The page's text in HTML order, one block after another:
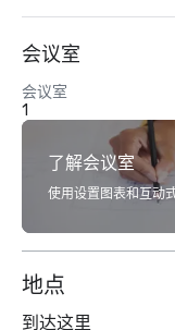
会议室
会议室
1
了解会议室
使用设置图表和互动
地点
到达这里